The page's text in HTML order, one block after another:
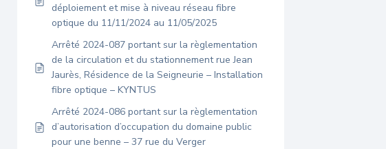
déploiement et mise à niveau réseau fibre
optique du 11/11/2024 au 11/05/2025
Arrêté 2024-087 portant sur la règlementation
de la circulation et du stationnement rue Jean
Jaurès, Résidence de la Seigneurie – Installation
fibre optique – KYNTUS
Arrêté 2024-086 portant sur la règlementation
d’autorisation d’occupation du domaine public
pour une benne – 37 rue du Verger